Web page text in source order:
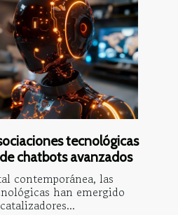
tecnológicas
chatbots avanzados
contemporánea, las
han emergido